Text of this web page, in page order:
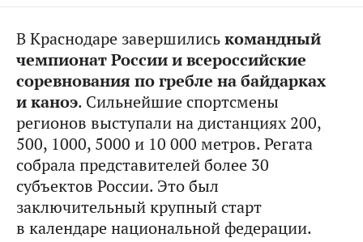
В Краснодаре завершилиськомандный
чемпионат России и всероссийские
соревнования по гребле на байдарках
и каноэ. Сильнейшие спортсмены
регионов выступали на дистанциях 200,
500, 1000, 5000 и 10 000 метров. Регата
собрала представителей более 30
субъектов России. Это был
заключительный крупный старт
в календаре национальной федерации.